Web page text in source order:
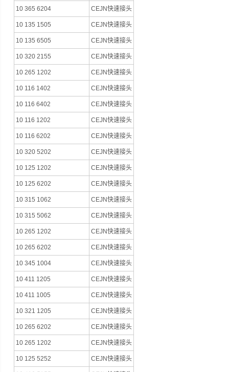
10 365 6204 CEJN快速接头
10 135 1505 CEJN快速接头
10 135 6505 CEJN快速接头
10 320 2155 CEJN快速接头
10 265 1202 CEJN快速接头
10 116 1402 CEJN快速接头
10 116 6402 CEJN快速接头
10 116 1202 CEJN快速接头
10 116 6202 CEJN快速接头
10 320 5202 CEJN快速接头
10 125 1202 CEJN快速接头
10 125 6202 CEJN快速接头
10 315 1062 CEJN快速接头
10 315 5062 CEJN快速接头
10 265 1202 CEJN快速接头
10 265 6202 CEJN快速接头
10 345 1004 CEJN快速接头
10 411 1205 CEJN快速接头
10 411 1005 CEJN快速接头
10 321 1205 CEJN快速接头
10 265 6202 CEJN快速接头
10 265 1202 CEJN快速接头
10 125 5252 CEJN快速接头